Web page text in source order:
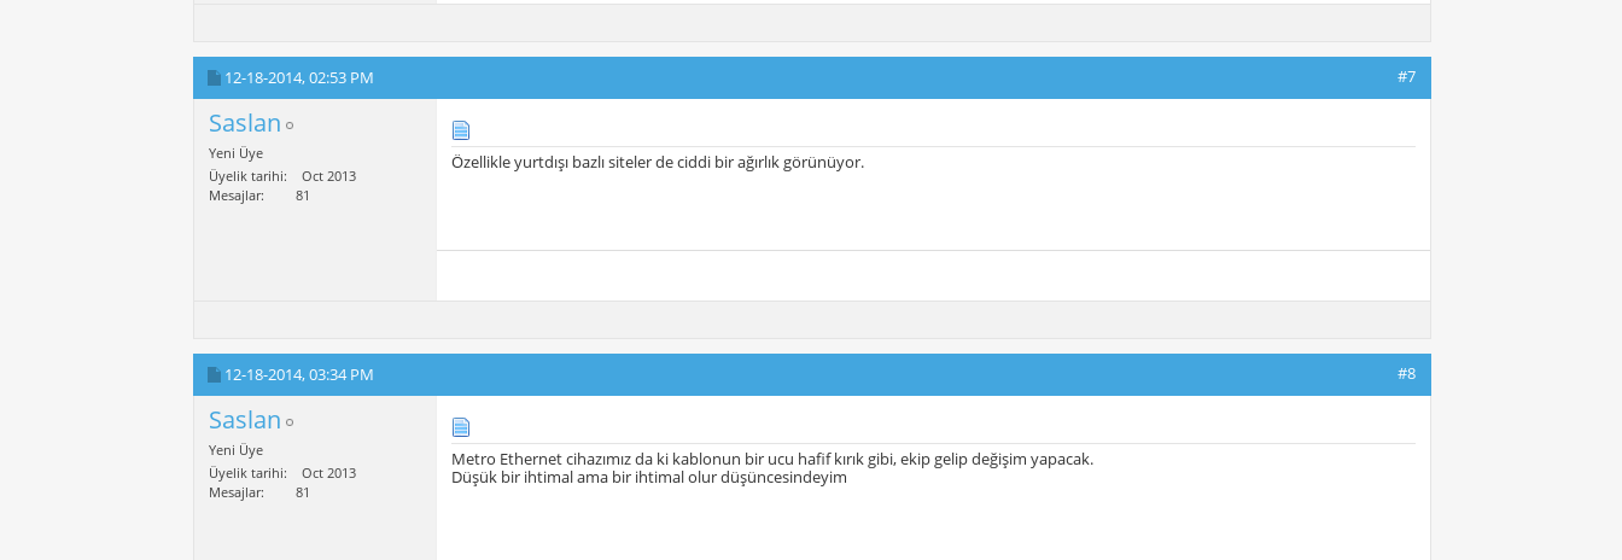
12-18-2014,02:53 PM #7
Saslan
Yeni Üye
Üyelik tarihi
Oct 2013
Mesajlar
81
Özellikle yurtdışı bazlı siteler de ciddi bir ağırlık görünüyor.
12-18-2014,03:34 PM #8
Saslan
Yeni Üye
Üyelik tarihi
Oct 2013
Mesajlar
81
Metro Ethernet cihazımız da ki kablonun bir ucu hafif kırık gibi, ekip gelip değişim yapacak.
Düşük bir ihtimal ama bir ihtimal olur düşüncesindeyim